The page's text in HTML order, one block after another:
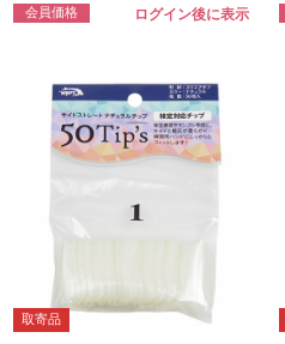
会員価格 ログイン後に表示
取寄品